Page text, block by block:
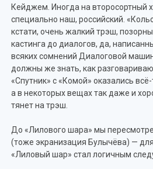
Кейджем. Иногда на второсортный
специально наш, российский.
кстати, очень жалкий трэш,
кастинга до диалогов, да,
всяких сомнений Диалоговой
должны же знать, как
«Спутник» с «Комой» оказались
а в некоторых вещах так даже и
тянет на трэш.
До «Лилового шара» мы
(тоже экранизация Булычёва) — для
«Лиловый шар» стал логичным